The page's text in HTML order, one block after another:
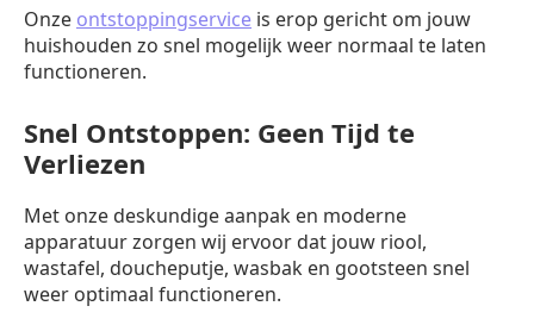
Onze ontstoppingservice is erop gericht om jouw
huishouden zo snel mogelijk weer normaal te laten
functioneren.
Snel Ontstoppen: Geen Tijd te
Verliezen
Met onze deskundige aanpak en moderne
apparatuur zorgen wij ervoor dat jouw riool,
wastafel, doucheputje, wasbak en gootsteen snel
weer optimaal functioneren.